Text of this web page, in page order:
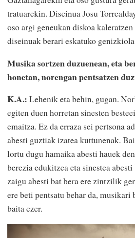
tratuarekin. Diseinua Josu
oso argi geneukan diskoa
diseinuak berari eskatuko
Musika sortzen duzuenean, eta
honetan, norengan pentsatzen
K.A.: Lehenik eta behin, gugan.
egiten duen horretan sinesten
emaitza. Ez da erraza sei pertsona
abesti guztiak izatea kuttunenak.
lortu dugu hamaika abesti hauek
berezia edukitzea eta sinestea
zaigu abesti bat bera ere zintzilik
ere beti pentsatu behar da,
baita ezer.